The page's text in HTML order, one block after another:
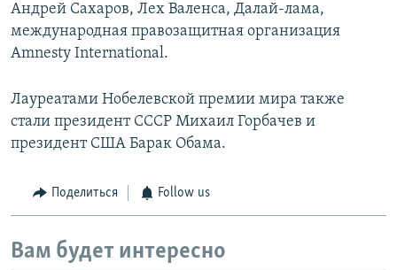
Андрей Сахаров, Лех Валенса, Далай-лама,
международная правозащитная организация
Amnesty International.
Лауреатами Нобелевской премии мира также
стали президент СССР Михаил Горбачев и
президент США Барак Обама.
Поделиться Follow us
Вам будет интересно